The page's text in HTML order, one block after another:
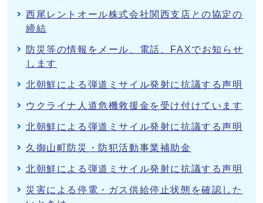
西尾レントオール株式会社関西支店との協定の
締結
防災等の情報をメール、電話、FAXでお知らせ
します
北朝鮮による弾道ミサイル発射に抗議する声明
ウクライナ人道危機救援金を受け付けています
北朝鮮による弾道ミサイル発射に抗議する声明
久御山町防災・防犯活動事業補助金
北朝鮮による弾道ミサイル発射に抗議する声明
災害による停電・ガス供給停止状態を確認した